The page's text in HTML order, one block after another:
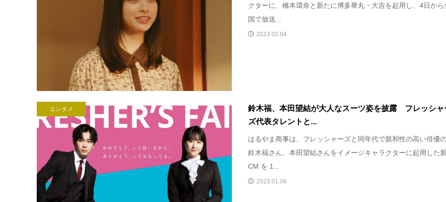
クターに、橋本環奈と新たに博多華丸・大吉を起用し、4日から
国で放送...
2023.02.04
エンタメ
鈴木福、本田望結が大人なスーツ姿を披露 フレッシャ
ズ代表タレントと...
はるやま商事は、フレッシャーズと同年代で親和性の高い俳優
鈴木福さん、本田望結さんをイメージキャラクターに起用した
CM を 1...
2023.01.06